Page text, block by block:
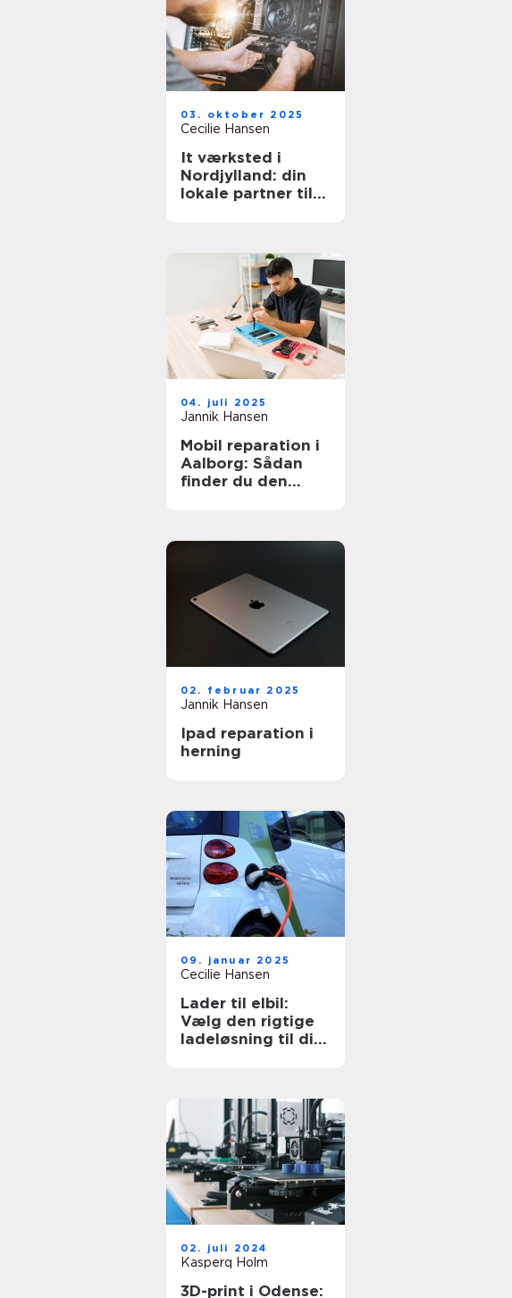
03. oktober 2025
Cecilie Hansen
It værksted i
Nordjylland: din
lokale partner til
04. juli 2025
Jannik Hansen
Mobil reparation i
Aalborg: Sådan
finder du den
02. februar 2025
Jannik Hansen
Ipad reparation i
herning
09. januar 2025
Cecilie Hansen
Lader til elbil:
Vælg den rigtige
ladeløsning til dit
02. juli 2024
Kasperq Holm
3D-print i Odense: